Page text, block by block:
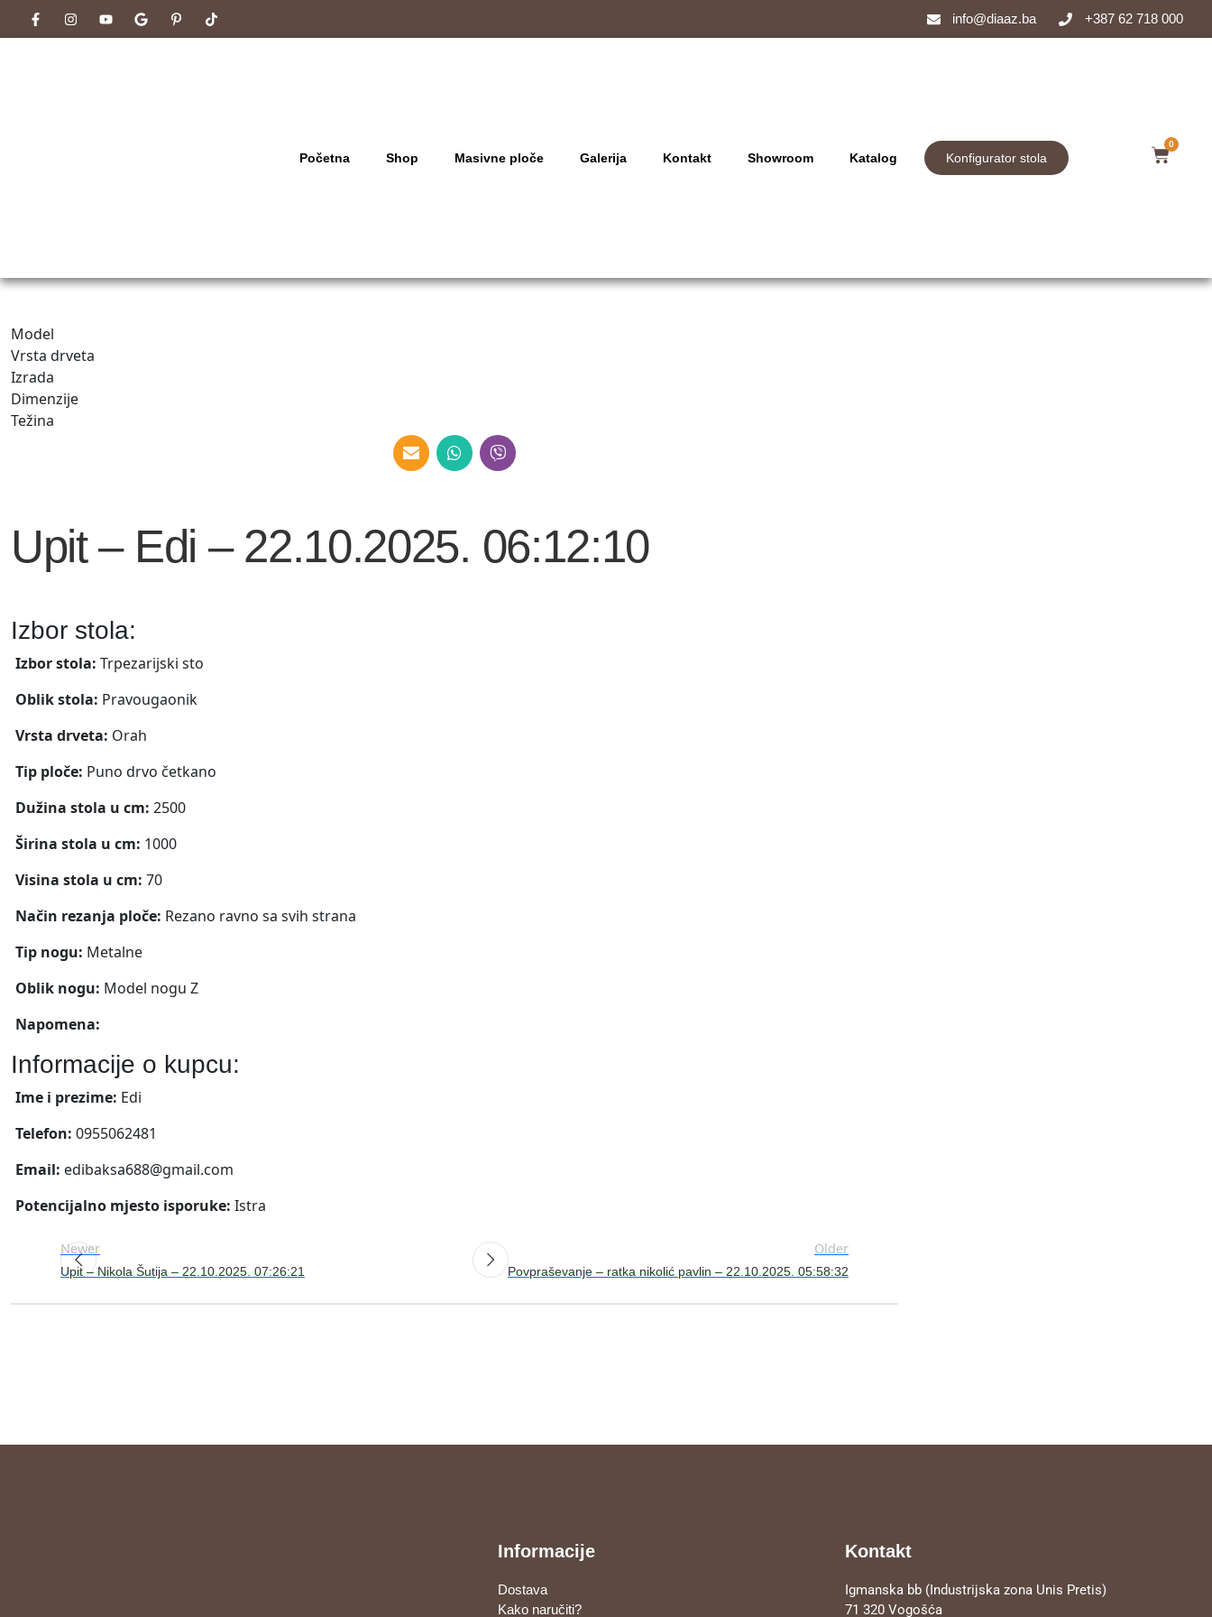
info@diaaz.ba +387 62 718 000
Početna Shop Masivne ploče Galerija Kontakt Showroom Katalog Konfigurator stola
0
Model
Vrsta drveta
Izrada
Dimenzije
Težina
Upit – Edi – 22.10.2025. 06:12:10
Izbor stola:
Izbor stola: Trpezarijski sto
Oblik stola: Pravougaonik
Vrsta drveta: Orah
Tip ploče: Puno drvo četkano
Dužina stola u cm: 2500
Širina stola u cm: 1000
Visina stola u cm: 70
Način rezanja ploče: Rezano ravno sa svih strana
Tip nogu: Metalne
Oblik nogu: Model nogu Z
Napomena:
Informacije o kupcu:
Ime i prezime: Edi
Telefon: 0955062481
Email: edibaksa688@gmail.com
Potencijalno mjesto isporuke: Istra
Newer
Upit – Nikola Šutija – 22.10.2025. 07:26:21
Older
Povpraševanje – ratka nikolić pavlin – 22.10.2025. 05:58:32
Informacije
Dostava
Kako naručiti?
Kontakt
Igmanska bb (Industrijska zona Unis Pretis)
71 320 Vogošća